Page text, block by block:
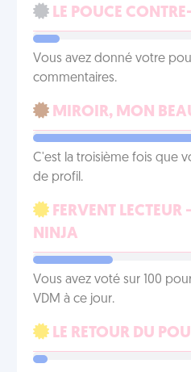
LE POUCE
Vous avez donné votre
commentaires.
MIROIR, MON
C'est la troisième fois que
de profil.
FERVENT
NINJA
Vous avez voté sur 100
VDM à ce jour.
LE RETOUR DU